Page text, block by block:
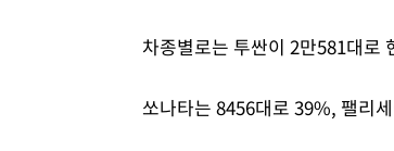
차종별로는 투싼이 2만581대로
쏘나타는 8456대로 39%, 팰리